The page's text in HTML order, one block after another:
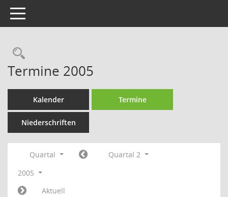
Toggle navigation
Rechercheauswahl
Termine 2005
Kalender Termine
Niederschriften
Quartal
Quartal 2
2005
Aktuell